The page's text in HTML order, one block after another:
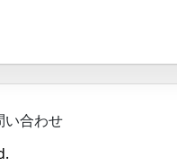
い合わせ